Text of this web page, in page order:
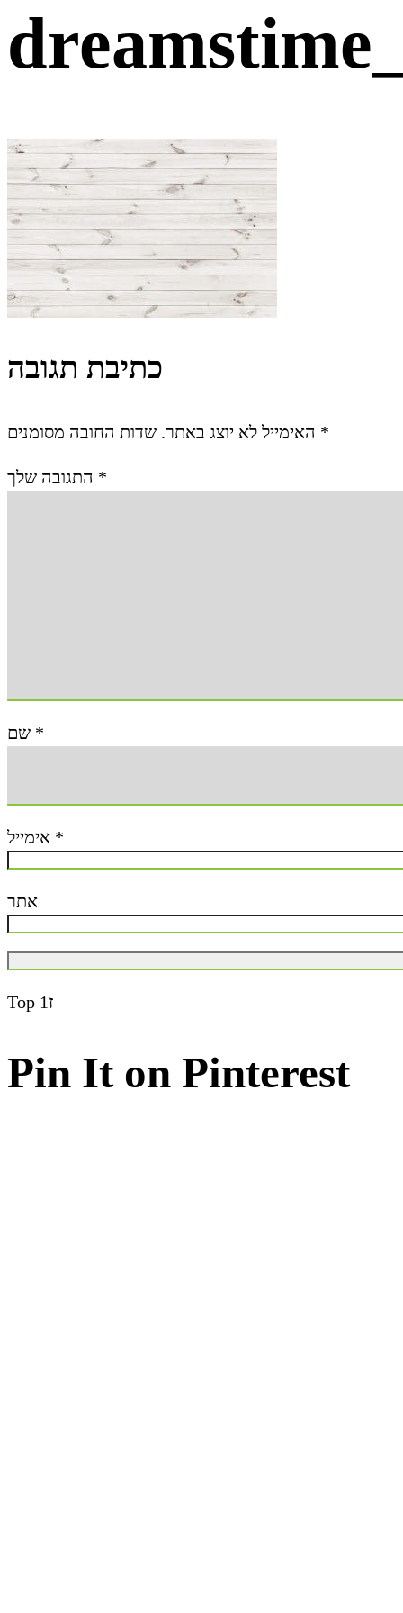
כתיבת תגובה
האימייל לא יוצג באתר. *
*
*
*
אתר
Top ז1
Pin It on Pinterest